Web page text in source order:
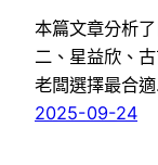
本篇文章分析
二、星益欣、
老闆選擇最合
2025-09-24